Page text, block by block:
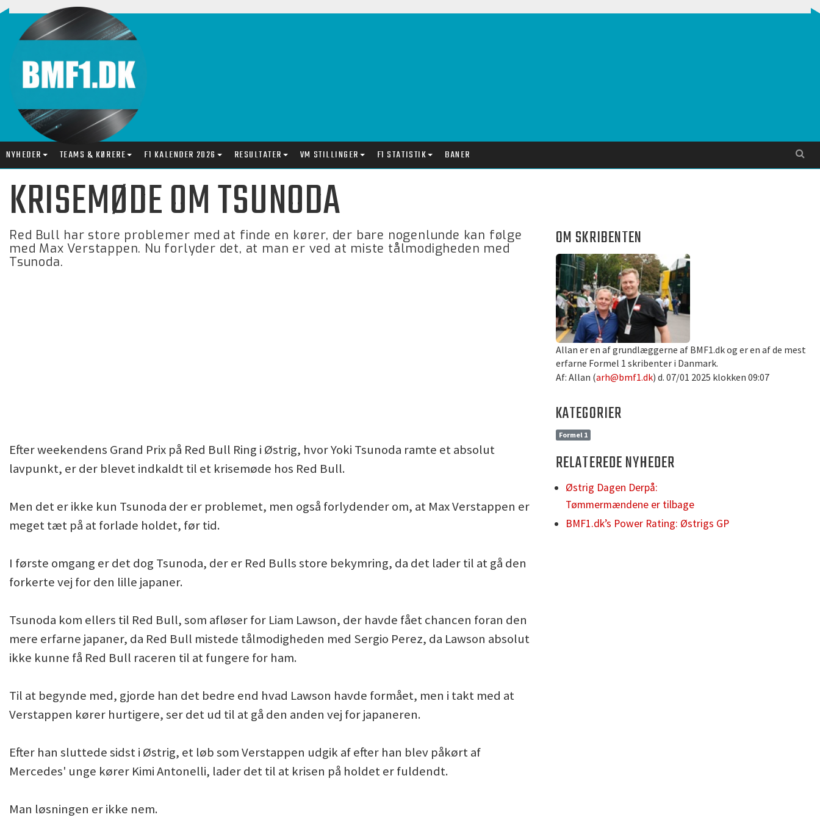
NYHEDER TEAMS & KØRERE F1 KALENDER 2026 RESULTATER VM STILLINGER F1 STATISTIK BANER
KRISEMØDE OM TSUNODA
Red Bull har store problemer med at finde en kører, der bare nogenlunde kan følge
med Max Verstappen. Nu forlyder det, at man er ved at miste tålmodigheden med
Tsunoda.
OM SKRIBENTEN
Allan er en af grundlæggerne af BMF1.dk og er en af de mest
erfarne Formel 1 skribenter i Danmark.
Af: Allan (arh@bmf1.dk) d. 07/01 2025 klokken 09:07
KATEGORIER
Formel 1
Efter weekendens Grand Prix på Red Bull Ring i Østrig, hvor Yoki Tsunoda ramte et absolut
lavpunkt, er der blevet indkaldt til et krisemøde hos Red Bull.
Men det er ikke kun Tsunoda der er problemet, men også forlydender om, at Max Verstappen er
meget tæt på at forlade holdet, før tid.
I første omgang er det dog Tsunoda, der er Red Bulls store bekymring, da det lader til at gå den
forkerte vej for den lille japaner.
Tsunoda kom ellers til Red Bull, som afløser for Liam Lawson, der havde fået chancen foran den
mere erfarne japaner, da Red Bull mistede tålmodigheden med Sergio Perez, da Lawson absolut
ikke kunne få Red Bull raceren til at fungere for ham.
Til at begynde med, gjorde han det bedre end hvad Lawson havde formået, men i takt med at
Verstappen kører hurtigere, ser det ud til at gå den anden vej for japaneren.
Efter han sluttede sidst i Østrig, et løb som Verstappen udgik af efter han blev påkørt af
Mercedes' unge kører Kimi Antonelli, lader det til at krisen på holdet er fuldendt.
Man løsningen er ikke nem.
RELATEREDE NYHEDER
Østrig Dagen Derpå:
Tømmermændene er tilbage
BMF1.dk’s Power Rating: Østrigs GP